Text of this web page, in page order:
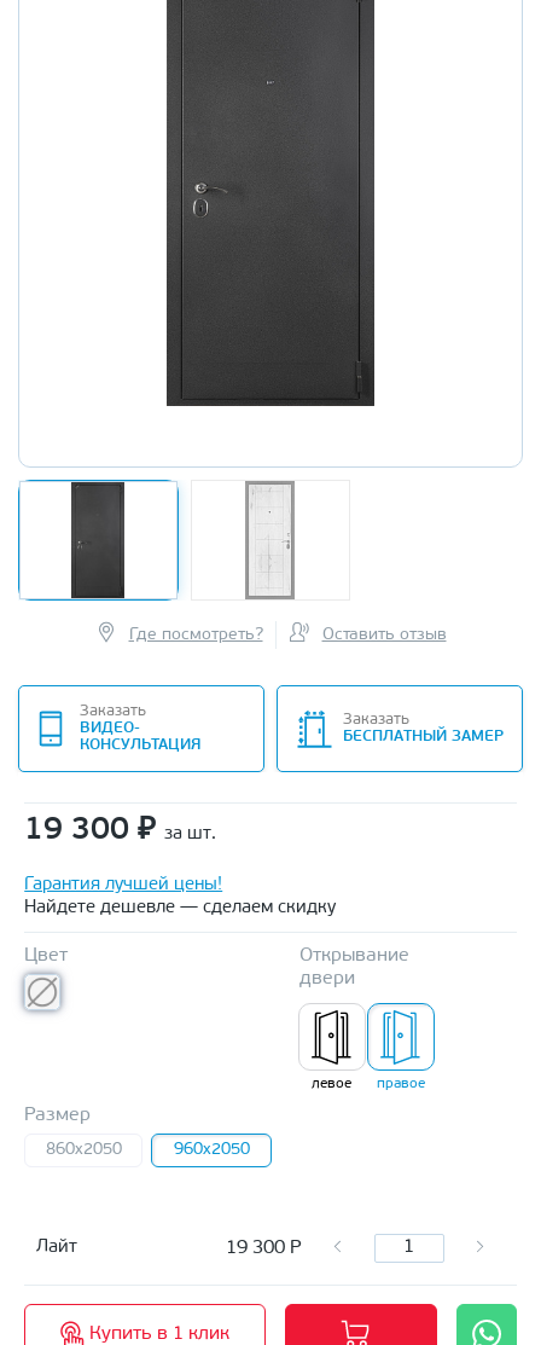
Где посмотреть? Оставить отзыв
Заказать
ВИДЕО-
КОНСУЛЬТАЦИЯ
Заказать
БЕСПЛАТНЫЙ ЗАМЕР
19 300 ₽ за шт.
Гарантия лучшей цены!
Найдете дешевле — сделаем скидку
Цвет
Открывание
двери
левое правое
Размер
860x2050 960x2050
Лайт 19 300 Р
Купить в 1 клик